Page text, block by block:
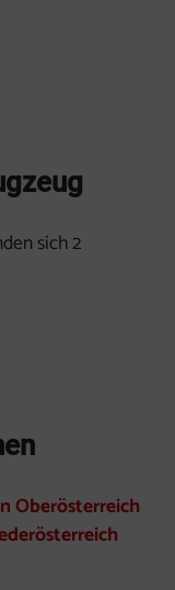
sich 2
Oberösterreich